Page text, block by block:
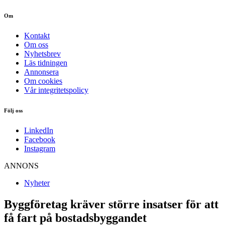
Om
Kontakt
Om oss
Nyhetsbrev
Läs tidningen
Annonsera
Om cookies
Vår integritetspolicy
Följ oss
LinkedIn
Facebook
Instagram
ANNONS
Nyheter
Byggföretag kräver större insatser för att
få fart på bostadsbyggandet